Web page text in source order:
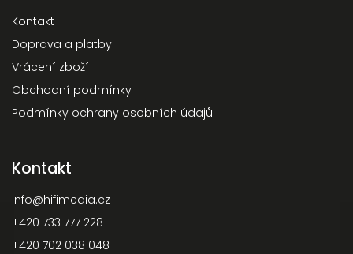
Kontakt
Doprava a platby
Vrácení zboží
Obchodní podmínky
Podmínky ochrany osobních údajů
Kontakt
info@hifimedia.cz
+420 733 777 228
+420 702 038 048